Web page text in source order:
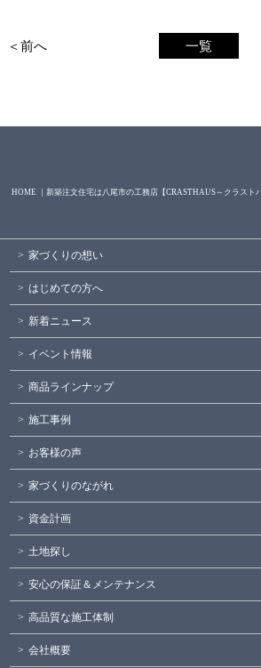
一覧
＜前へ
HOME ｜新築注文住宅は八尾市の工務店【CRASTHAUS～クラスト
家づくりの想い
はじめての方へ
新着ニュース
イベント情報
商品ラインナップ
施工事例
お客様の声
家づくりのながれ
資金計画
土地探し
安心の保証＆メンテナンス
高品質な施工体制
会社概要